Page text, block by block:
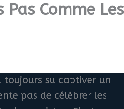
Comme Les
toujours su captiver un
pas de célébrer les